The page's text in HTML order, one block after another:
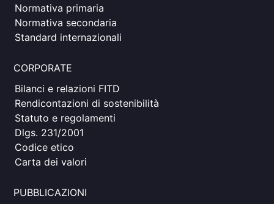
Normativa primaria
Normativa secondaria
Standard internazionali
CORPORATE
Bilanci e relazioni FITD
Rendicontazioni di sostenibilità
Statuto e regolamenti
Dlgs. 231/2001
Codice etico
Carta dei valori
PUBBLICAZIONI